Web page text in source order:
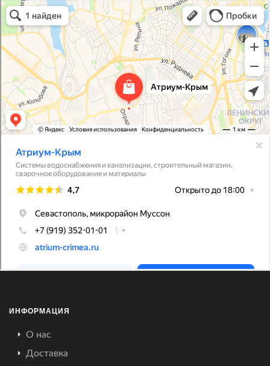
Атриум-Крым
Системы водоснабжения, отопления, канализации в Севастополе
Снабжение строительных объектов в Севастополе
ИНФОРМАЦИЯ
О нас
Доставка